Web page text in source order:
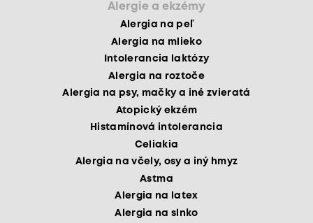
Alergie a ekzémy
Alergia na peľ
Alergia na mlieko
Intolerancia laktózy
Alergia na roztoče
Alergia na psy, mačky a iné zvieratá
Atopický ekzém
Histamínová intolerancia
Celiakia
Alergia na včely, osy a iný hmyz
Astma
Alergia na latex
Alergia na slnko